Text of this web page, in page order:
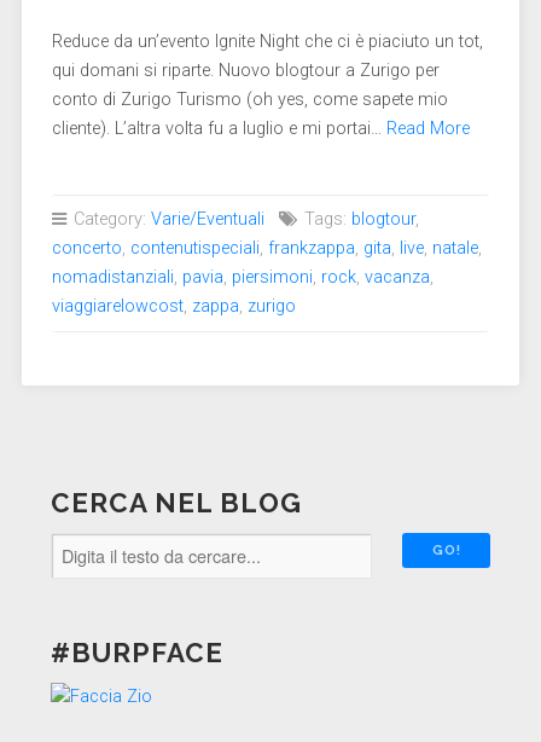
Reduce da un’evento Ignite Night che ci è piaciuto un tot,
qui domani si riparte. Nuovo blogtour a Zurigo per
conto di Zurigo Turismo (oh yes, come sapete mio
cliente). L’altra volta fu a luglio e mi portai… Read More
Category: Varie/Eventuali Tags: blogtour,
concerto, contenutispeciali, frankzappa, gita, live, natale,
nomadistanziali, pavia, piersimoni, rock, vacanza,
viaggiarelowcost, zappa, zurigo
CERCA NEL BLOG
#BURPFACE